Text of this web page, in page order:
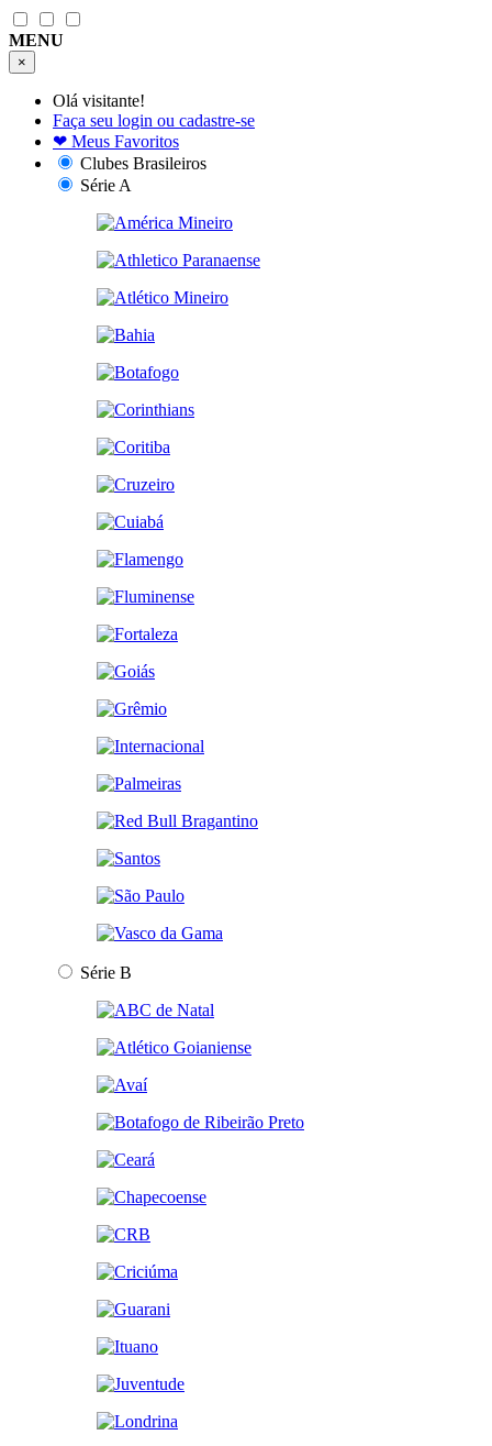
MENU
×
Olá visitante!
Faça seu login ou cadastre-se
❤ Meus Favoritos
Clubes Brasileiros
Série A
Série B